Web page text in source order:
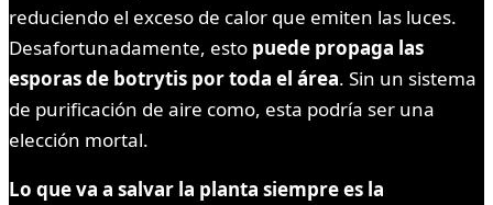
reduciendo el exceso de calor que emiten las luces.
Desafortunadamente, esto puede propaga las
esporas de botrytis por toda el área. Sin un sistema
de purificación de aire como, esta podría ser una
elección mortal.
Lo que va a salvar la planta siempre es la